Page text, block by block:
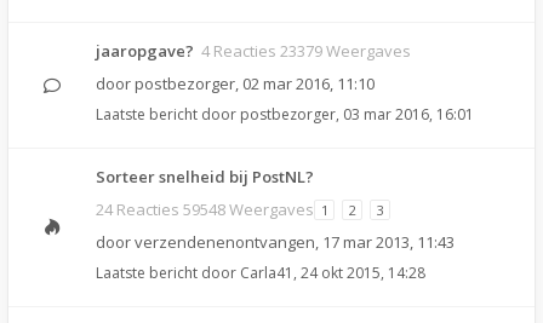
jaaropgave? 4 Reacties 23379 Weergaves
door postbezorger, 02 mar 2016, 11:10
Laatste bericht door postbezorger, 03 mar 2016, 16:01
Sorteer snelheid bij PostNL?
24 Reacties 59548 Weergaves 1 2 3
doorverzendenenontvangen, 17 mar 2013, 11:43
Laatste bericht door Carla41 , 24 okt 2015, 14:28